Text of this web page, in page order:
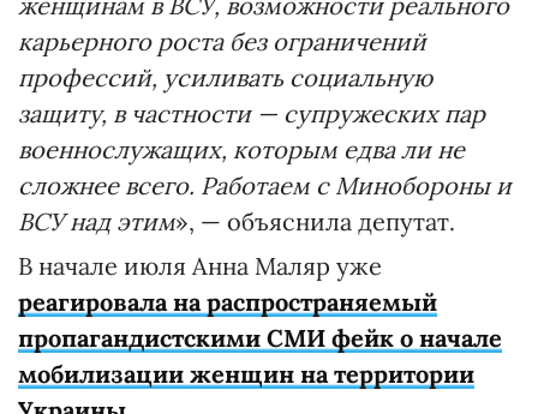
карьерного роста без ограничений
профессий, усиливать социальную
защиту, в частности — супружеских пар
военнослужащих, которым едва ли не
сложнее всего. Работаем с Минобороны и
ВСУ над этим», — объяснила депутат.
В начале июля Анна Маляр уже
реагировала на распространяемый
пропагандистскими СМИ фейк о начале
мобилизации женщин на территории